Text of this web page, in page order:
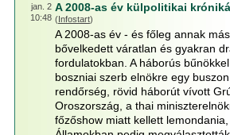
jan. 2
10:48
A 2008-as év külpolitikai
(Infostart)
A 2008-as év - és főleg annak
bővelkedett váratlan és gyakran
fordulatokban. A háborús
boszniai szerb elnökre egy
rendőrség, rövid háborút vívott
Oroszország, a thai
főzőshow miatt kellett